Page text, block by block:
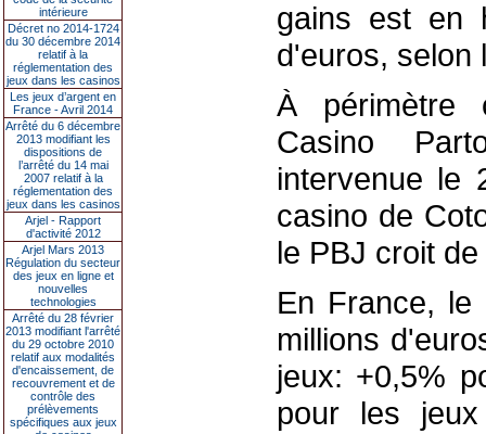
intérieure
Décret no 2014-1724
du 30 décembre 2014
relatif à la
réglementation des
jeux dans les casinos
Les jeux d’argent en
France - Avril 2014
Arrêté du 6 décembre
2013 modifiant les
dispositions de
l’arrêté du 14 mai
2007 relatif à la
réglementation des
jeux dans les casinos
Arjel - Rapport
d'activité 2012
Arjel Mars 2013
Régulation du secteur
des jeux en ligne et
nouvelles
technologies
Arrêté du 28 février
2013 modifiant l'arrêté
du 29 octobre 2010
relatif aux modalités
d'encaissement, de
recouvrement et de
contrôle des
prélèvements
spécifiques aux jeux
gains est en
d'euros, selon
À périmètre
Casino
intervenue le
casino de
le PBJ croit
En France, le
millions
jeux: +0,5%
pour les